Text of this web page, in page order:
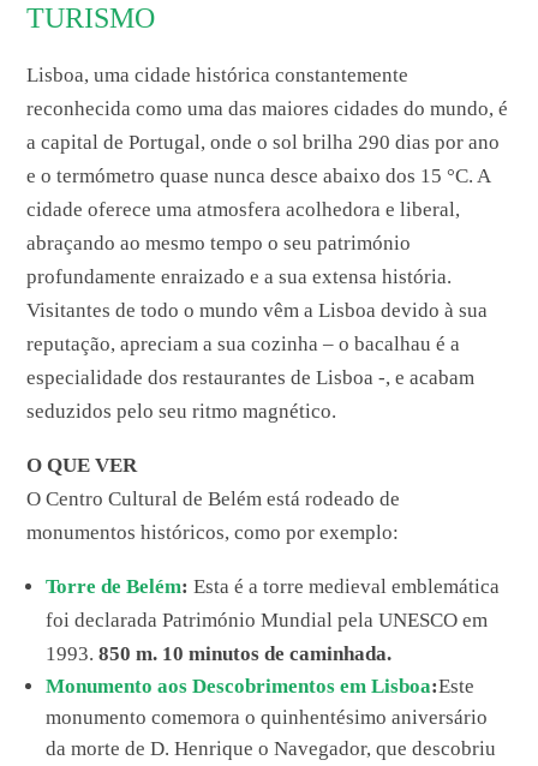
TURISMO
Lisboa, uma cidade histórica constantemente
reconhecida como uma das maiores cidades do mundo, é
a capital de Portugal, onde o sol brilha 290 dias por ano
e o termómetro quase nunca desce abaixo dos 15 °C. A
cidade oferece uma atmosfera acolhedora e liberal,
abraçando ao mesmo tempo o seu património
profundamente enraizado e a sua extensa história.
Visitantes de todo o mundo vêm a Lisboa devido à sua
reputação, apreciam a sua cozinha – o bacalhau é a
especialidade dos restaurantes de Lisboa -, e acabam
seduzidos pelo seu ritmo magnético.
O QUE VER
O Centro Cultural de Belém está rodeado de
monumentos históricos, como por exemplo:
Torre de Belém: Esta é a torre medieval emblemática
foi declarada Património Mundial pela UNESCO em
1993.850 m. 10 minutos de caminhada.
Monumento aos Descobrimentos em Lisboa:Este
monumento comemora o quinhentésimo aniversário
da morte de D. Henrique o Navegador, que descobriu